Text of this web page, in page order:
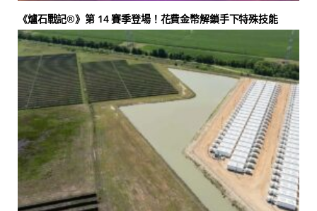
《爐石戰記®》第 14 賽季登場！花費金幣解鎖手下特殊技能